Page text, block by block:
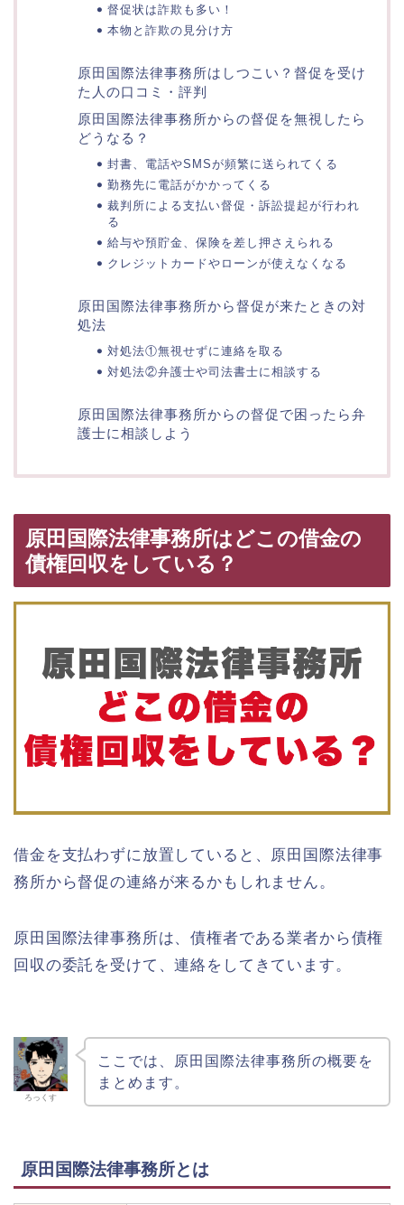
督促状は詐欺も多い！
本物と詐欺の見分け方
原田国際法律事務所はしつこい？督促を受け
た人の口コミ・評判
原田国際法律事務所からの督促を無視したら
どうなる？
封書、電話やSMSが頻繁に送られてくる
勤務先に電話がかかってくる
裁判所による支払い督促・訴訟提起が行われ
る
給与や預貯金、保険を差し押さえられる
クレジットカードやローンが使えなくなる
原田国際法律事務所から督促が来たときの対
処法
対処法①無視せずに連絡を取る
対処法②弁護士や司法書士に相談する
原田国際法律事務所からの督促で困ったら弁
護士に相談しよう
原田国際法律事務所はどこの借金の
債権回収をしている？
借金を支払わずに放置していると、原田国際法律事
務所から督促の連絡が来るかもしれません。
原田国際法律事務所は、債権者である業者から債権
回収の委託を受けて、連絡をしてきています。
ろっくす
ここでは、原田国際法律事務所の概要を
まとめます。
原田国際法律事務所とは